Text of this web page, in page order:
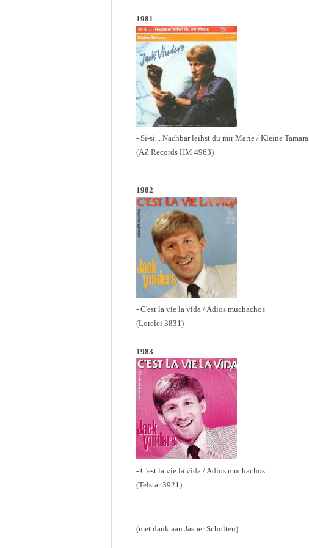
1981
- Si-si... Nachbar leihst du mir Marie / Kleine Tamara
(AZ Records HM 4963)
1982
- C'est la vie la vida / Adios muchachos
(Lorelei 3831)
1983
- C'est la vie la vida / Adios muchachos
(Telstar 3921)
(met dank aan Jasper Scholten)